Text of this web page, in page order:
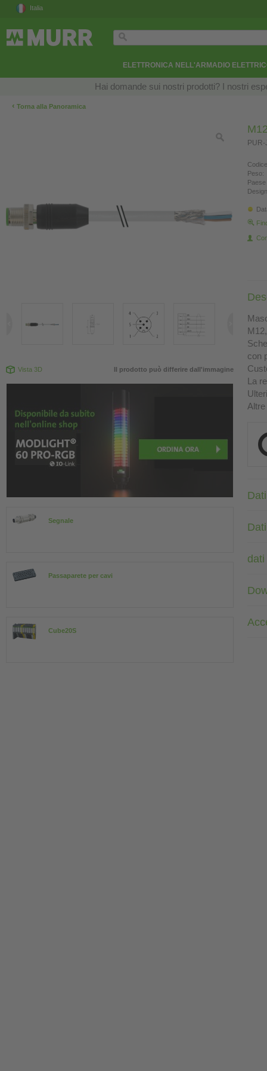
Italia
ELETTRONICA NELL'ARMADIO
Hai domande sui nostri prodotti? I nostri
‹ Torna alla Panoramica
Vista 3D Il prodotto può differire dall'immagine
Segnale
Passaparete per cavi
Cube20S
Peso:
con
La